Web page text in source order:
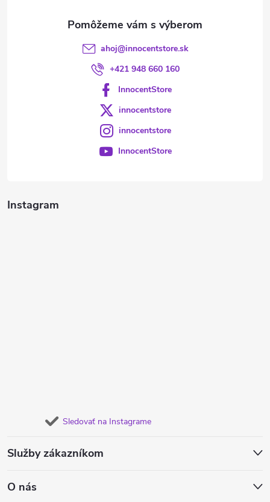
Instagram
Sledovať na Instagrame
Služby zákazníkom
O nás
ahoj@innocentstore.sk
+421 948 660 160
InnocentStore
innocentstore
innocentstore
InnocentStore